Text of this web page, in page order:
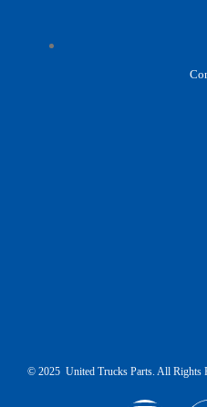
© 2025 United Trucks Parts. All Rights